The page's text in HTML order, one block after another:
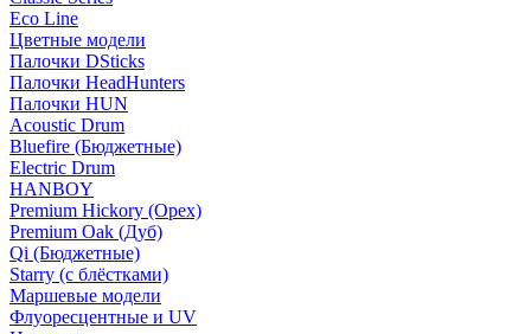
Eco Line
Цветные модели
Палочки DSticks
Палочки HeadHunters
Палочки HUN
Acoustic Drum
Bluefire (Бюджетные)
Electric Drum
HANBOY
Premium Hickory (Орех)
Premium Oak (Дуб)
Qi (Бюджетные)
Starry (с блёстками)
Маршевые модели
Флуоресцентные и UV